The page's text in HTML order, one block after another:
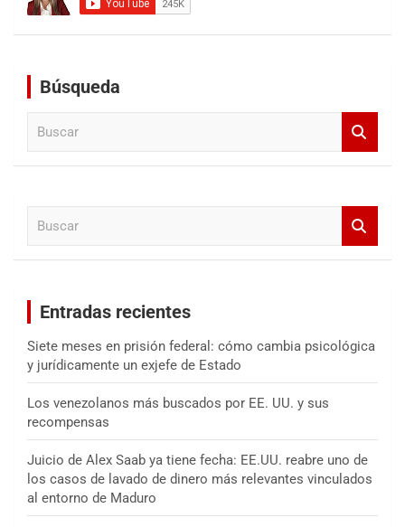
Búsqueda
Entradas recientes
Siete meses en prisión federal: cómo cambia psicológica
y jurídicamente un exjefe de Estado
Los venezolanos más buscados por EE. UU. y sus
recompensas
Juicio de Alex Saab ya tiene fecha: EE.UU. reabre uno de
los casos de lavado de dinero más relevantes vinculados
al entorno de Maduro